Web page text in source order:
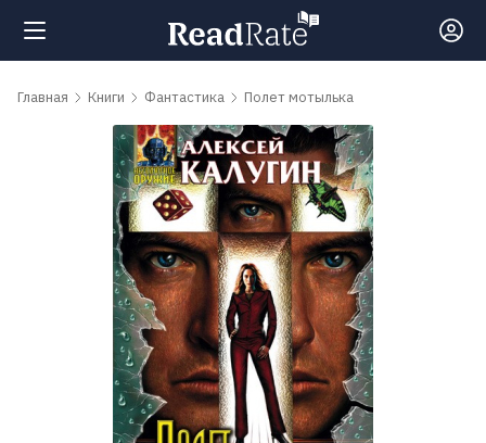
Поиск
Рейтинги
обсуждаемые
Главная Книги Фантастика Полет мотылька